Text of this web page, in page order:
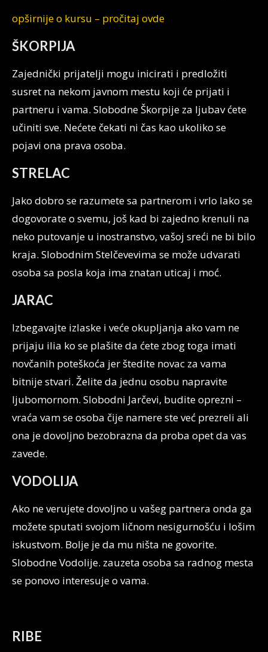
opširnije o kursu – pročitaj ovde
ŠKORPIJA
Zajednički prijatelji mogu inicirati i predložiti
susret na nekom javnom mestu koji će prijati i
partneru i vama. Slobodne Škorpije za ljubav ćete
učiniti sve. Nećete čekati ni čas kao ukoliko se
pojavi ona prava osoba.
STRELAC
Jako dobro se razumete sa partnerom i vrlo lako se
dogovorate o svemu, još kad bi zajedno krenuli na
neko putovanje u inostranstvo, vašoj sreći ne bi bilo
kraja. Slobodnim Stelčevevima se može udvarati
osoba sa posla koja ima znatan uticaj i moć.
JARAC
Izbegavajte izlaske i veće okupljanja ako vam ne
prijaju ilia ko se plašite da ćete zbog toga imati
novčanih poteškoća jer štedite novac za vama
bitnije stvari. Želite da jednu osobu napravite
ljubomornom. Slobodni Jarčevi, budite oprezni –
vraća vam se osoba čije namere ste već prezreli ali
ona je dovoljno bezobrazna da proba opet da vas
zavede.
VODOLIJA
Ako ne verujete dovoljno u vašeg partnera onda ga
možete sputati svojom ličnom nesigurnošću i lošim
iskustvom. Bolje je da mu ništa ne govorite.
Slobodne Vodolije. zauzeta osoba sa radnog mesta
se ponovo interesuje o vama.
RIBE